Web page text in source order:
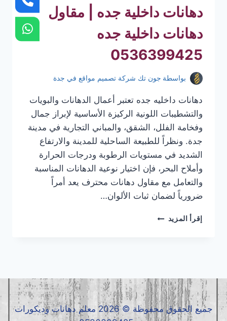
دهانات داخلية جده | مقاول
دهانات داخلية جده
0536399425
بواسطة جون تك شركة تصميم مواقع في جدة
دهانات داخليه جده تعتبر أعمال الدهانات والبويات
والتشطيبات اللونية الركيزة الأساسية لإبراز جمال
وفخامة الفلل، الشقق، والمباني التجارية في مدينة
جدة. ونظراً للطبيعة الساحلية للمدينة والارتفاع
الشديد في مستويات الرطوبة ودرجات الحرارة
وأملاح البحر، فإن اختيار نوعية الدهانات المناسبة
والتعامل مع مقاول دهانات محترف يعد أمراً
ضرورياً لضمان ثبات الألوان…
إقرأ المزيد دهانات
داخلية
جده
|
مقاول
جميع الحقوق محفوظة © 2026 معلم دهانات وديكورات